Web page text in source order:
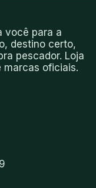
você para a
destino certo,
pescador. Loja
oficiais.